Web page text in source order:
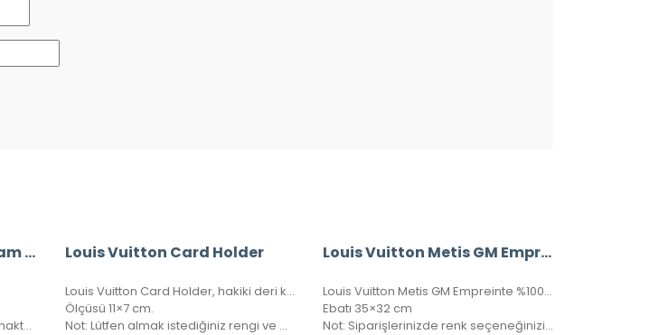
A+ Louis Vuitton Monogram Bandouliere Speedy 30’Luk Vejital Deri (LV33)
Bu fiyata suni deri emsalleri satılmaktadır.
Louis Vuitton Card Holder
Louis Vuitton Card Holder, hakiki deri kartlık. Kutulu, toz torbalı, sertifikalı.
Ölçüsü 11×7 cm.
Not: Lütfen almak istediğiniz rengi ve modeli sipariş notu kısmında belirtiniz.
Louis Vuitton Metis GM Empreinte %100 Hakiki Deri
Louis Vuitton Metis GM Empreinte %100 hakiki deri, seri numaralı, kutulu, toz torbalo, sertifikalı.
Ebatı 35×32 cm
Not: Siparişlerinizde renk seçeneğinizi lütfen belirtiniz.